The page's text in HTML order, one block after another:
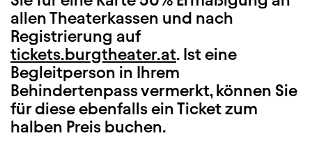
allen Theaterkassen und nach
Registrierung auf
tickets.burgtheater.at. Ist eine
Begleitperson in Ihrem
Behindertenpass vermerkt, können Sie
für diese ebenfalls ein Ticket zum
halben Preis buchen.